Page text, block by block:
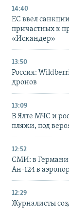
14:40
ЕС ввел
причастных к
«Искандер»
13:50
Россия:
дронов
13:09
В Ялте МЧС и
пляжи, под
12:52
СМИ: в
Ан-124 в
12:29
Журналисты